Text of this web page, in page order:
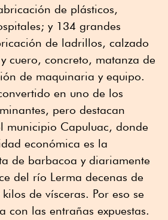
de plásticos,
y 134 grandes
de ladrillos, calzado
cuero, concreto, matanza de
de maquinaria y equipo.
en uno de los
pero destacan
municipio Capuluac, donde
económica es la
de barbacoa y diariamente
del río Lerma decenas de
de vísceras. Por eso se
con las entrañas expuestas.